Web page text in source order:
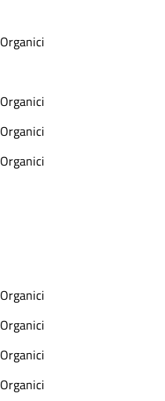
Organici
Organici
Organici
Organici
Organici
Organici
Organici
Organici